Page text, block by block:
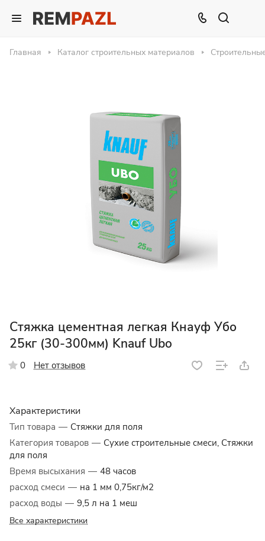
Главная Каталог строительных материалов
Стяжка цементная легкая Кнауф Убо
25кг (30-300мм) Knauf Ubo
0 Нет отзывов
Характеристики
Тип товара — Стяжки для поля
Категория товаров — Сухие строительные смеси, Стяжки
для поля
Время высыхания — 48 часов
расход смеси — на 1 мм 0,75кг/м2
расход воды — 9,5 л на 1 меш
Все характеристики